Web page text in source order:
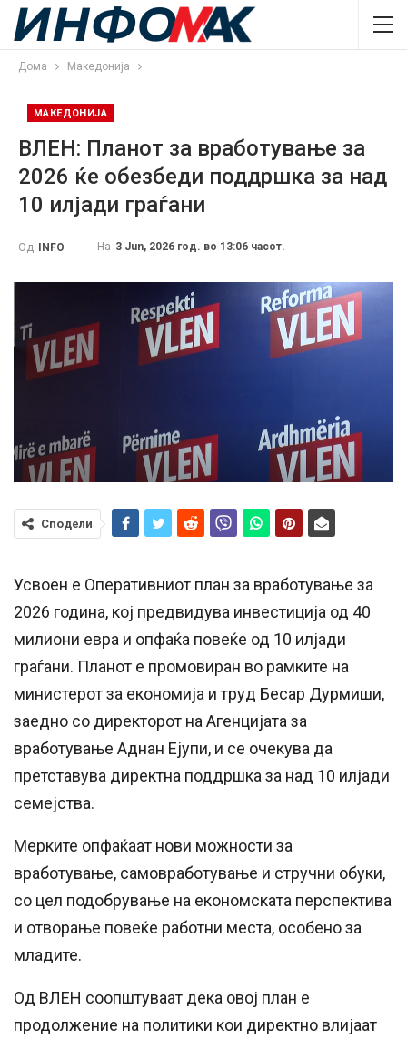
Дома Македонија
МАКЕДОНИЈА
ВЛЕН: Планот за вработување за
2026 ќе обезбеди поддршка за над
10 илјади граѓани
Од INFO На 3 Jun, 2026 год. во 13:06 часот.
Сподели
Усвоен е Оперативниот план за вработување за
2026 година, кој предвидува инвестиција од 40
милиони евра и опфаќа повеќе од 10 илјади
граѓани. Планот е промовиран во рамките на
министерот за економија и труд Бесар Дурмиши,
заедно со директорот на Агенцијата за
вработување Аднан Ејупи, и се очекува да
претставува директна поддршка за над 10 илјади
семејства.
Мерките опфаќаат нови можности за
вработување, самовработување и стручни обуки,
со цел подобрување на економската перспектива
и отворање повеќе работни места, особено за
младите.
Од ВЛЕН соопштуваат дека овој план е
продолжение на политики кои директно влијаат